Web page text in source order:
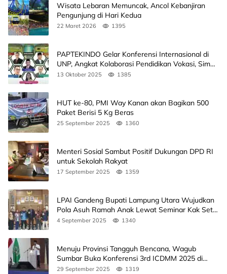
Wisata Lebaran Memuncak, Ancol Kebanjiran
Pengunjung di Hari Kedua
22 Maret 2026 1395
PAPTEKINDO Gelar Konferensi Internasional di
UNP, Angkat Kolaborasi Pendidikan Vokasi, Simak
Agendanya
13 Oktober 2025 1385
HUT ke-80, PMI Way Kanan akan Bagikan 500
Paket Berisi 5 Kg Beras
25 September 2025 1360
Menteri Sosial Sambut Positif Dukungan DPD RI
untuk Sekolah Rakyat
17 September 2025 1359
LPAI Gandeng Bupati Lampung Utara Wujudkan
Pola Asuh Ramah Anak Lewat Seminar Kak Seto,
Ini Jadwalnya
4 September 2025 1340
Menuju Provinsi Tangguh Bencana, Wagub
Sumbar Buka Konferensi 3rd ICDMM 2025 di
Unand
29 September 2025 1319